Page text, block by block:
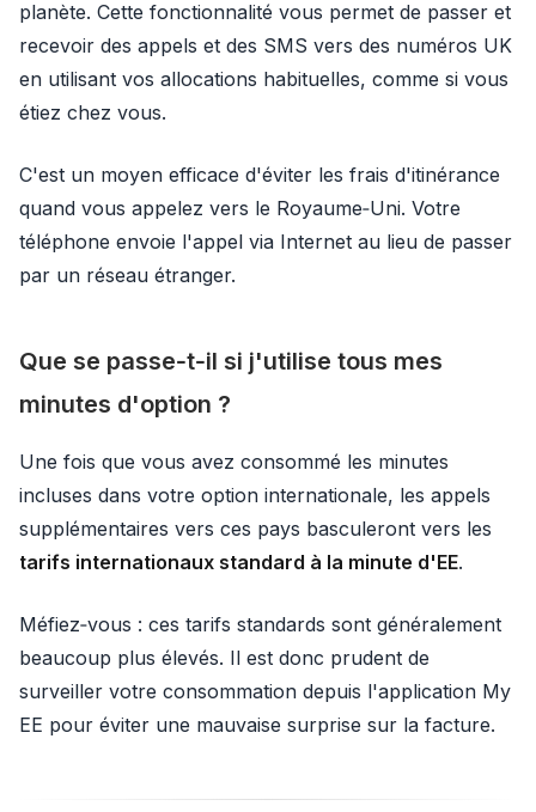
planète. Cette fonctionnalité vous permet de passer et
recevoir des appels et des SMS vers des numéros UK
en utilisant vos allocations habituelles, comme si vous
étiez chez vous.
C'est un moyen efficace d'éviter les frais d'itinérance
quand vous appelez vers le Royaume‑Uni. Votre
téléphone envoie l'appel via Internet au lieu de passer
par un réseau étranger.
Que se passe‑t‑il si j'utilise tous mes
minutes d'option ?
Une fois que vous avez consommé les minutes
incluses dans votre option internationale, les appels
supplémentaires vers ces pays basculeront vers les
tarifs internationaux standard à la minute d'EE.
Méfiez‑vous : ces tarifs standards sont généralement
beaucoup plus élevés. Il est donc prudent de
surveiller votre consommation depuis l'application My
EE pour éviter une mauvaise surprise sur la facture.